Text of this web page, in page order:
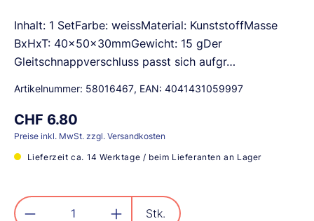
Inhalt: 1 SetFarbe: weissMaterial: KunststoffMasse
BxHxT: 40x50x30mmGewicht: 15 gDer
Gleitschnappverschluss passt sich aufgr…
Artikelnummer: 58016467, EAN: 4041431059997
CHF 6.80
Preise inkl. MwSt. zzgl. Versandkosten
Lieferzeit ca. 14 Werktage / beim Lieferanten an Lager
Produkt Anzahl: Gib den
Stk.